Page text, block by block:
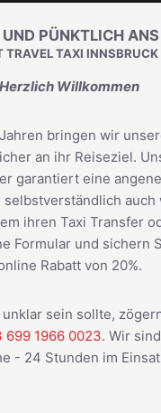
UND PÜNKTLICH
TRAVEL TAXI INNSBRUCK
Herzlich Willkommen
bringen wir
an ihr Reiseziel.
garantiert eine
auch
ihren Taxi Transfer
Formular und sichern
Rabatt von 20%.
sein sollte,
699 1966 0023. Wir
- 24 Stunden im